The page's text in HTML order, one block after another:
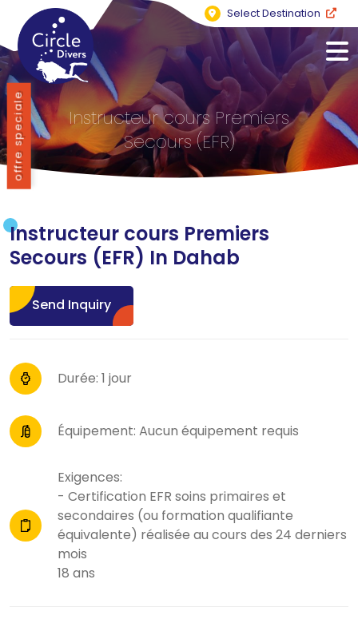
Select Destination
Instructeur cours Premiers
Secours (EFR)
Instructeur cours Premiers
Secours (EFR) In Dahab
Send Inquiry
Durée: 1 jour
Équipement: Aucun équipement requis
Exigences:
- Certification EFR soins primaires et
secondaires (ou formation qualifiante
équivalente) réalisée au cours des 24 derniers
mois
18 ans
offre speciale